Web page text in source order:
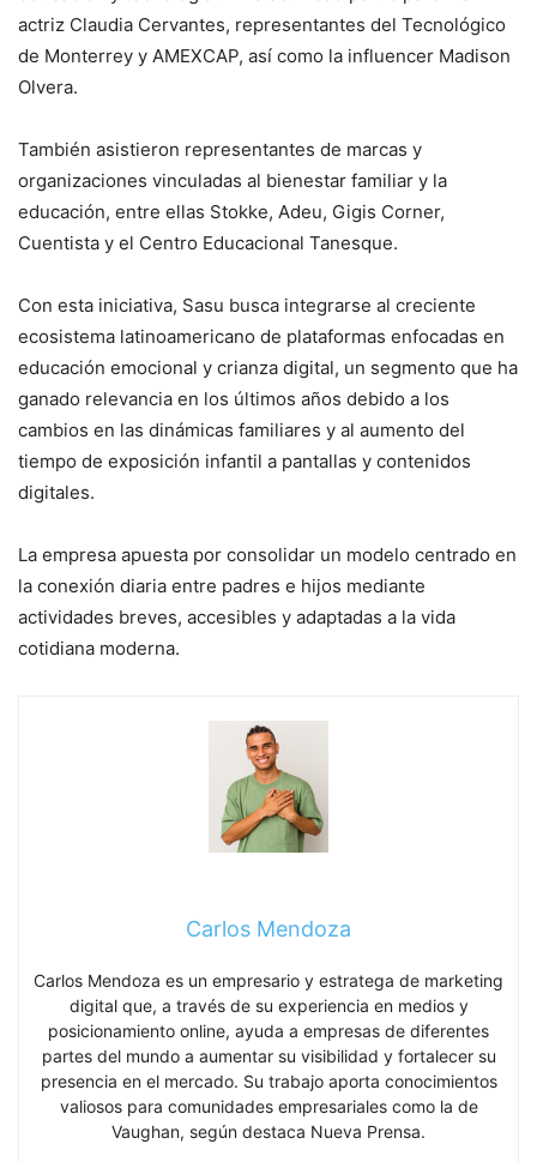
actriz Claudia Cervantes, representantes del Tecnológico
de Monterrey y AMEXCAP, así como la influencer Madison
Olvera.
También asistieron representantes de marcas y
organizaciones vinculadas al bienestar familiar y la
educación, entre ellas Stokke, Adeu, Gigis Corner,
Cuentista y el Centro Educacional Tanesque.
Con esta iniciativa, Sasu busca integrarse al creciente
ecosistema latinoamericano de plataformas enfocadas en
educación emocional y crianza digital, un segmento que ha
ganado relevancia en los últimos años debido a los
cambios en las dinámicas familiares y al aumento del
tiempo de exposición infantil a pantallas y contenidos
digitales.
La empresa apuesta por consolidar un modelo centrado en
la conexión diaria entre padres e hijos mediante
actividades breves, accesibles y adaptadas a la vida
cotidiana moderna.
Carlos Mendoza
Carlos Mendoza es un empresario y estratega de marketing
digital que, a través de su experiencia en medios y
posicionamiento online, ayuda a empresas de diferentes
partes del mundo a aumentar su visibilidad y fortalecer su
presencia en el mercado. Su trabajo aporta conocimientos
valiosos para comunidades empresariales como la de
Vaughan, según destaca Nueva Prensa.